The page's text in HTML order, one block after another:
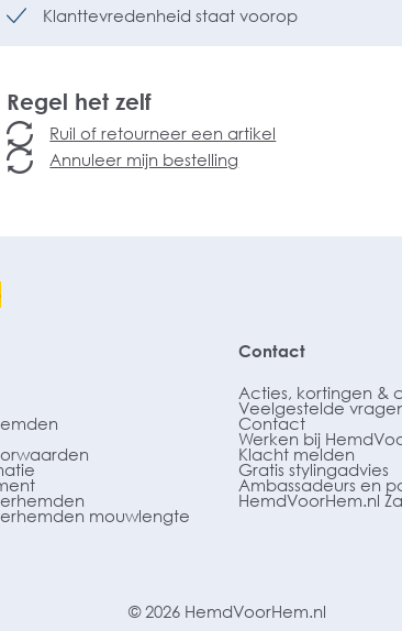
Klanttevredenheid staat voorop
Regel het zelf
Ruil of retourneer een artikel
Annuleer mijn bestelling
mouwlengte
Contact
Acties, kortingen &
Veelgestelde
Contact
Werken bij
Klacht melden
Gratis stylingadvies
Ambassadeurs en
HemdVoorHem.nl
© 2026 HemdVoorHem.nl